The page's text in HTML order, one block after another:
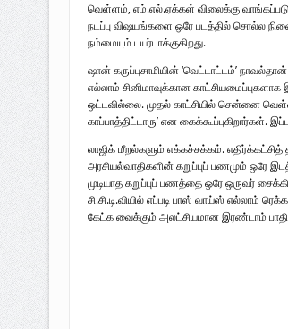
வெள்ளம், எம்.எல்.ஏக்கள் விலைக்கு
நடப்பு விஷயங்களை ஒரே படத்தில் சொல்ல
நம்மையும் டயர்டாக்குகிறது.
ஷான் கருப்புசாமியின் ‘வெட்டாட்டம்’
எல்லாம் சினிமாவுக்கான
ஒட்டவில்லை. முதல் காட்சியில் சென்னை
காப்பாத்திட்டாரு’ என கைக்கூப்புகிறார்கள்.
லாஜிக் மீறல்களும் எக்கச்சக்கம்.
அரசியல்வாதிகளின் கறுப்புப் பணமும் ஒரே
முடியாத கறுப்புப் பணத்தை ஒரே ஒருவர்
சி.சி.டி.வியில் எப்படி பாஸ் வாய்ஸ் எல்லாம்
கேட்க வைக்கும் அலட்சியமான இரண்டாம் பாதி